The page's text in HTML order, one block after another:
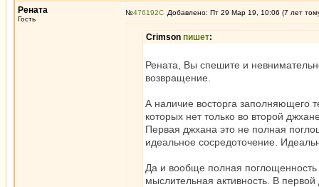
Рената
Гость
№476192 Добавлено: Пт 29 Мар 19, 10:06 (7 лет
Crimson пишет:
Рената, Вы спешите и
возвращение.
А наличие восторга заполняющего
которых нет только во второй
Первая джхана это не полная
идеальное сосредоточение.
Да и вообще полная поглощенность
мыслительная активность. В